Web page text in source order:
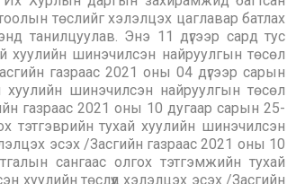
төслийг хэлэлцэх цаглавар батлах
танилцуулав. Энэ 11 дүгээр сард тус
хуулийн шинэчилсэн найруулгын төсөл
газраас 2021 оны 04 дүгээр сарын
шинэчилсэн найруулгын төсөл
газраас 2021 оны 10 дугаар сарын 25-
тэтгэврийн тухай хуулийн шинэчилсэн
эсэх /Засгийн газраас 2021 оны 10
сангаас олгох тэтгэмжийн тухай
хуулийн төслүүд хэлэлцэх эсэх /Засгийн